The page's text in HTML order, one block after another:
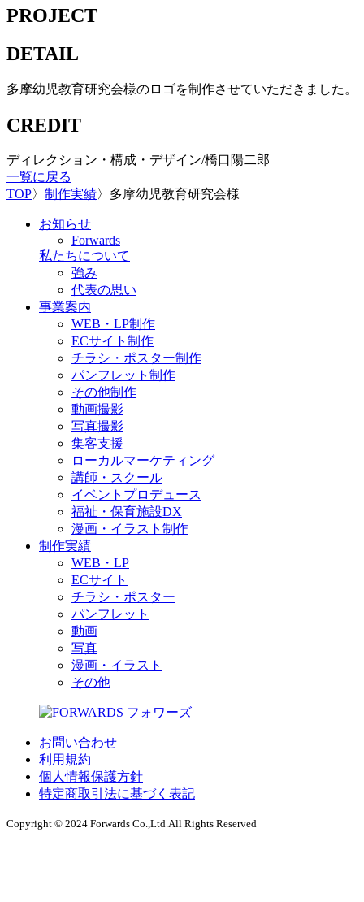
PROJECT
DETAIL
多摩幼児教育研究会様のロゴを制作させていただきました。
CREDIT
ディレクション・構成・デザイン/橋口陽二郎
一覧に戻る
TOP〉 制作実績〉 多摩幼児教育研究会様
お知らせ
Forwards
私たちについて
強み
代表の思い
事業案内
WEB・LP制作
ECサイト制作
チラシ・ポスター制作
パンフレット制作
その他制作
動画撮影
写真撮影
集客支援
ローカルマーケティング
講師・スクール
イベントプロデュース
福祉・保育施設DX
漫画・イラスト制作
制作実績
WEB・LP
ECサイト
チラシ・ポスター
パンフレット
動画
写真
漫画・イラスト
その他
お問い合わせ
利用規約
個人情報保護方針
特定商取引法に基づく表記
Copyright © 2024 Forwards Co.,Ltd.All Rights Reserved